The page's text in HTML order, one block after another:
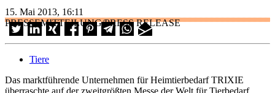
15. Mai 2013, 16:11
PRESSEMITTEILUNG/PRESS RELEASE
Tiere
Das marktführende Unternehmen für Heimtierbedarf TRIXIE
überraschte auf der zweitgrößten Messe der Welt für Tierbedarf